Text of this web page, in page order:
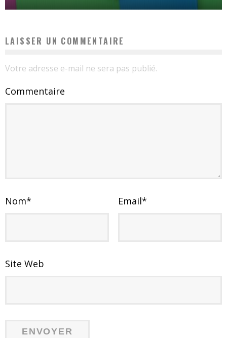
LAISSER UN COMMENTAIRE
Votre adresse e-mail ne sera pas publié.
Commentaire
Nom* Email*
Site Web